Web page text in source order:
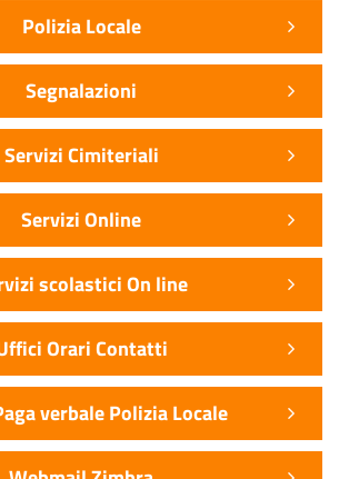
Polizia Locale
Segnalazioni
Servizi Cimiteriali
Servizi Online
scolastici On line
Orari Contatti
verbale Polizia Locale